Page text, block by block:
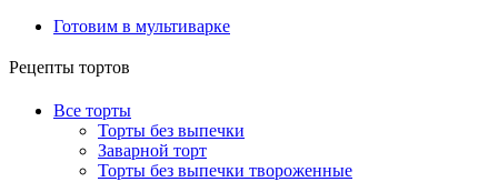
Готовим в мультиварке
Рецепты тортов
Все торты
Торты без выпечки
Заварной торт
Торты без выпечки твороженные